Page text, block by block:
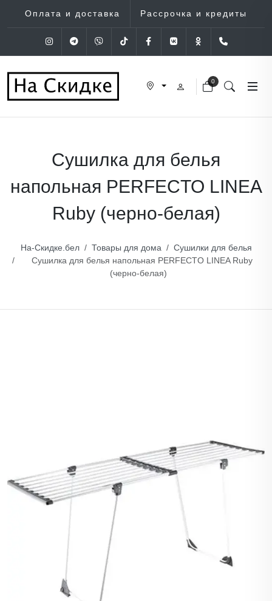
Оплата и доставка Рассрочка и кредиты
InstagramTelegram
Viber Tik-Tok Facebook
VK OK
0
Сушилка для белья
напольная PERFECTO LINEA
Ruby (черно-белая)
На-Скидке.бел Товары для дома
Сушилки для белья
Сушилка для белья напольная PERFECTO LINEA Ruby
(черно-белая)